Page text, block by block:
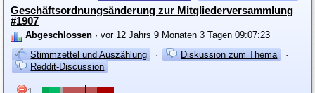
Geschäftsordnungsänderung zur Mitgliederversammlung
#1907
Abgeschlossen · vor 12 Jahrs 9 Monaten 3 Tagen 09:07:23
Stimmzettel und Auszählung
· Diskussion zum Thema
·
Reddit-Discussion